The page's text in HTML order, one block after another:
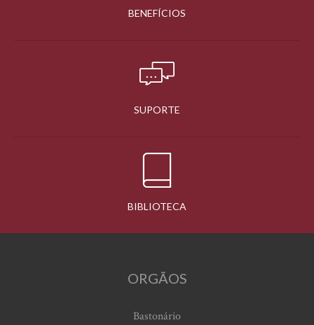
BENEFÍCIOS
SUPORTE
BIBLIOTECA
ORGÃOS
Bastonário